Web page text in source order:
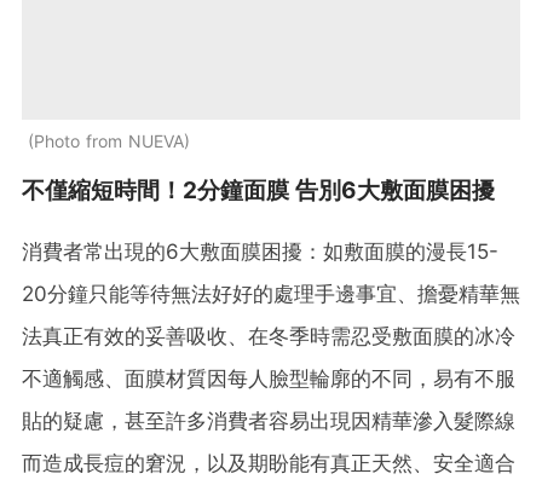
Photo from NUEVA
不僅縮短時間！2分鐘面膜 告別6大敷面膜困擾
消費者常出現的6大敷面膜困擾：如敷面膜的漫長15-
20分鐘只能等待無法好好的處理手邊事宜、擔憂精華無
法真正有效的妥善吸收、在冬季時需忍受敷面膜的冰冷
不適觸感、面膜材質因每人臉型輪廓的不同，易有不服
貼的疑慮，甚至許多消費者容易出現因精華滲入髮際線
而造成長痘的窘況，以及期盼能有真正天然、安全適合